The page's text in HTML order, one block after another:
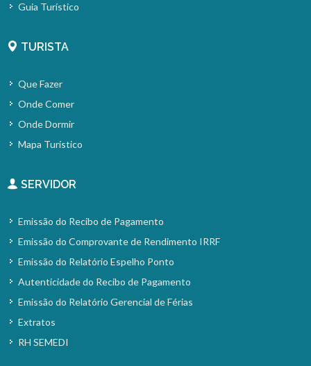
Guia Turístico
TURISTA
Que Fazer
Onde Comer
Onde Dormir
Mapa Turístico
SERVIDOR
Emissão do Recibo de Pagamento
Emissão do Comprovante de Rendimento IRRF
Emissão do Relatório Espelho Ponto
Autenticidade do Recibo de Pagamento
Emissão do Relatório Gerencial de Férias
Extratos
RH SEMEDI